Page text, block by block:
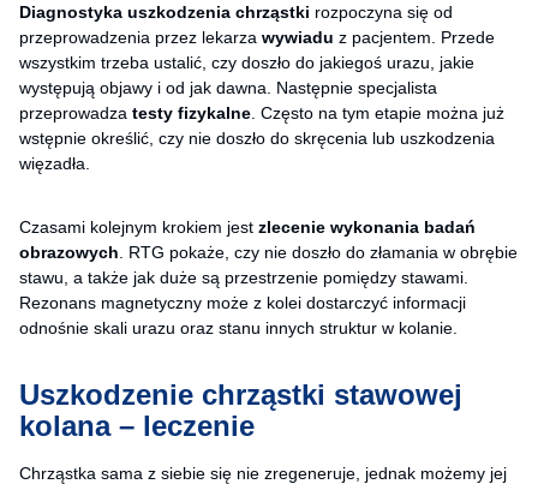
Diagnostyka uszkodzenia chrząstki rozpoczyna się od
przeprowadzenia przez lekarza wywiadu z pacjentem. Przede
wszystkim trzeba ustalić, czy doszło do jakiegoś urazu, jakie
występują objawy i od jak dawna. Następnie specjalista
przeprowadza testy fizykalne . Często na tym etapie można już
wstępnie określić, czy nie doszło do skręcenia lub uszkodzenia
więzadła.
Czasami kolejnym krokiem jest zlecenie wykonania badań
obrazowych . RTG pokaże, czy nie doszło do złamania w obrębie
stawu, a także jak duże są przestrzenie pomiędzy stawami.
Rezonans magnetyczny może z kolei dostarczyć informacji
odnośnie skali urazu oraz stanu innych struktur w kolanie.
Uszkodzenie chrząstki stawowej
kolana – leczenie
Chrząstka sama z siebie się nie zregeneruje, jednak możemy jej